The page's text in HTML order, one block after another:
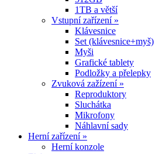
1TB a větší
Vstupní zařízení »
Klávesnice
Set (klávesnice+myš)
Myši
Grafické tablety
Podložky a přelepky
Zvuková zažízení »
Reproduktory
Sluchátka
Mikrofony
Náhlavní sady
Herní zařízení »
Herní konzole